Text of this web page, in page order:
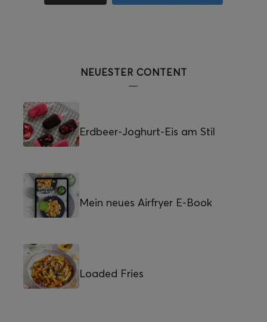
NEUESTER CONTENT
Erdbeer-Joghurt-Eis am Stil
Mein neues Airfryer E-Book
Loaded Fries